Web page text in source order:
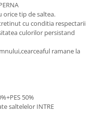
orice tip de saltea.
cu conditia respectarii
culorilor persistand
ramane la
50%
saltelelor INTRE